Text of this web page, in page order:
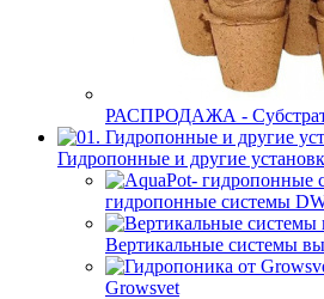
РАСПРОДАЖА -
Гидропонные и другие
гидропонные системы
Вертикальные системы
Growsvet